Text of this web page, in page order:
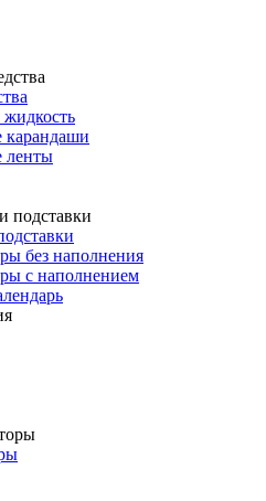
ленты
без наполнения
с наполнением